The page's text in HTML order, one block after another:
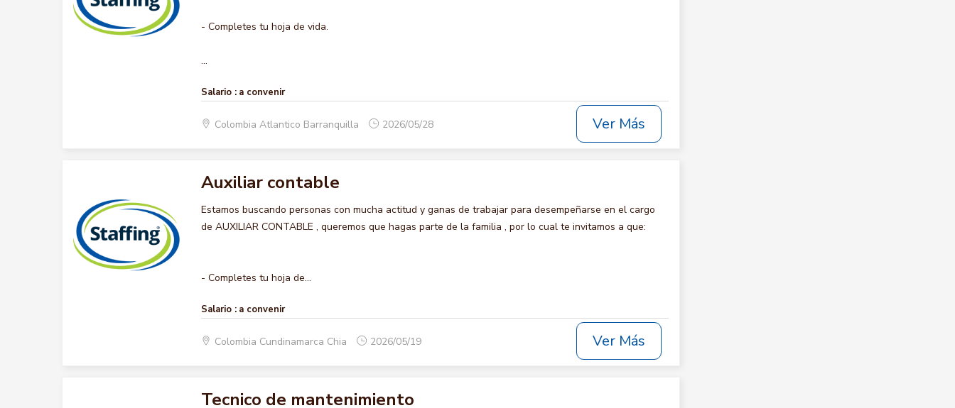
- Completes tu hoja de vida.
...
Salario : a convenir
Colombia Atlantico Barranquilla 2026/05/28 Ver Más
Auxiliar contable
Estamos buscando personas con mucha actitud y ganas de trabajar para desempeñarse en el cargo
de AUXILIAR CONTABLE , queremos que hagas parte de la familia , por lo cual te invitamos a que:
- Completes tu hoja de...
Salario : a convenir
Colombia Cundinamarca Chia 2026/05/19 Ver Más
Tecnico de mantenimiento